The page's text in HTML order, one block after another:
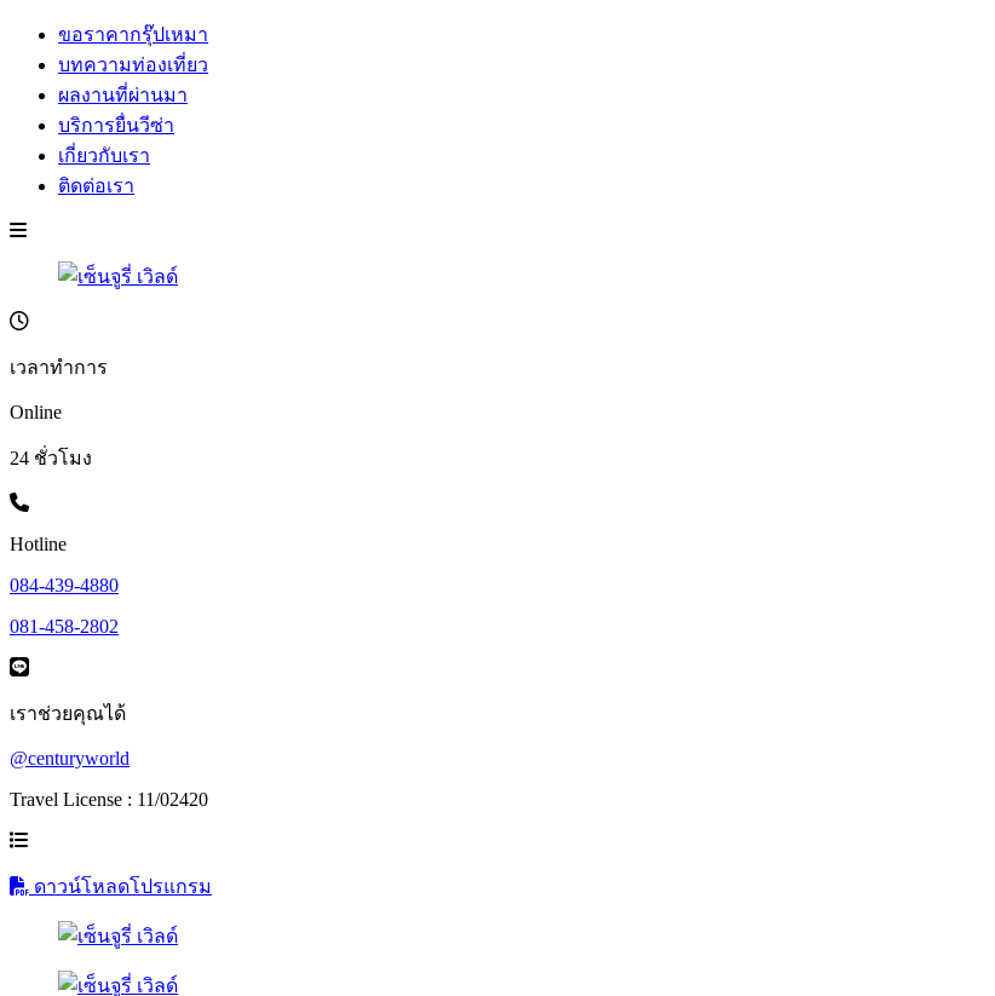
ขอราคากรุ๊ปเหมา
บทความท่องเที่ยว
ผลงานที่ผ่านมา
บริการยื่นวีซ่า
เกี่ยวกับเรา
ติดต่อเรา
เวลาทำการ
Online
24 ชั่วโมง
Hotline
084-439-4880
081-458-2802
เราช่วยคุณได้
@centuryworld
Travel License : 11/02420
ดาวน์โหลดโปรแกรม